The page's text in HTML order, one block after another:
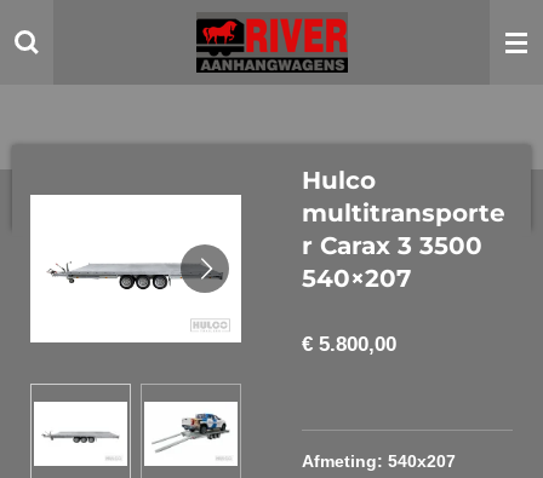
direct
Hulco
multitransporte
r Carax 3 3500
540×207
€ 5.800,00
Afmeting: 540x207